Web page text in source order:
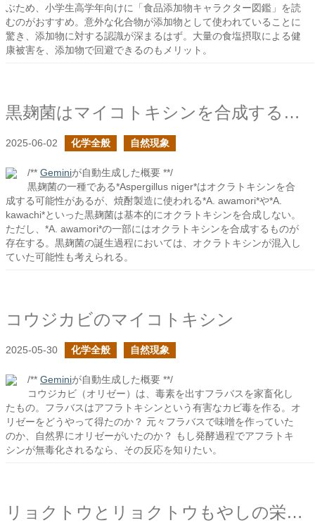
ぶため、小学生高学年向けに「食品添加物キャラクター図鑑」を読
むのがおすすめ。意外な化合物が添加物として使われていることに
驚き、添加物に対する認識が深まるはず。大量の食塩摂取による健
康被害を、添加物で回避できるのもメリット。
黒麹菌はマイコトキシンを合成するか？
2025-06-02 化学全般 自然現象
/** Geminiが自動生成した概要 **/
黒麹菌の一種である*Aspergillus niger*はオクラトキシンを合
成する可能性があるが、焼酎製造に使われる*A. awamori*や*A.
kawachi*といった黒麹菌は基本的にオクラトキシンを合成しない。
ただし、*A. awamori*の一部にはオクラトキシンを合成するものが
存在する。黒麹菌の誕生過程においては、オクラトキシンが混入し
ていた可能性も考えられる。
コウジカビのマイコトキシン
2025-05-30 化学全般 自然現象
/** Geminiが自動生成した概要 **/
コウジカビ（オリゼー）は、毒素を出すフラバスを家畜化し
たもの。フラバスはアフラトキシンという有害なカビ毒を作る。オ
リゼーをどうやって得たのか？ 元々フラバスで味噌を作っていた
のか、自然界にオリゼーがいたのか？ もし発酵過程でアフラトキ
シンが無毒化されるなら、その反応を知りたい。
リョクトウとリョクトウもやしの栄養価